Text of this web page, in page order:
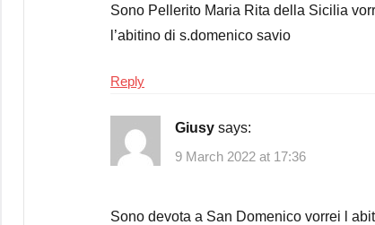
Sono Pellerito Maria Rita della Sicilia
l’abitino di s.domenico savio
Reply
Giusy says:
9 March 2022 at 17:36
Sono devota a San Domenico vorrei l